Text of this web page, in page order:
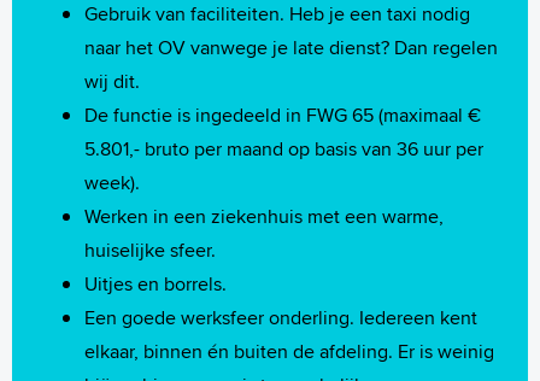
Gebruik van faciliteiten. Heb je een taxi nodig
naar het OV vanwege je late dienst? Dan regelen
wij dit.
De functie is ingedeeld in FWG 65 (maximaal €
5.801,- bruto per maand op basis van 36 uur per
week).
Werken in een ziekenhuis met een warme,
huiselijke sfeer.
Uitjes en borrels.
Een goede werksfeer onderling. Iedereen kent
elkaar, binnen én buiten de afdeling. Er is weinig